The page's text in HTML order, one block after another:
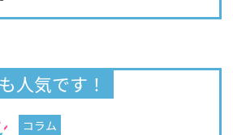
人気です！
コラム